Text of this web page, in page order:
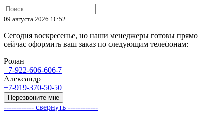
09 августа 2026 10:52
Сегодня воскресенье, но наши менеджеры готовы прямо
сейчас оформить ваш заказ по следующим телефонам:
Ролан
+7-922-606-606-7
Александр
+7-919-370-50-50
Перезвоните мне
------------ свернуть ------------